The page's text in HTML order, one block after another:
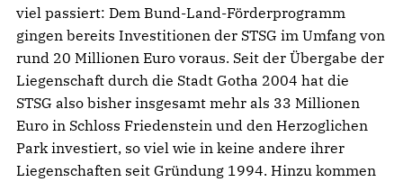
viel passiert: Dem Bund-Land-Förderprogramm
gingen bereits Investitionen der STSG im Umfang von
rund 20 Millionen Euro voraus. Seit der Übergabe der
Liegenschaft durch die Stadt Gotha 2004 hat die
STSG also bisher insgesamt mehr als 33 Millionen
Euro in Schloss Friedenstein und den Herzoglichen
Park investiert, so viel wie in keine andere ihrer
Liegenschaften seit Gründung 1994. Hinzu kommen